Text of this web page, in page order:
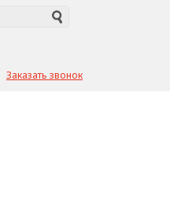
Заказать звонок